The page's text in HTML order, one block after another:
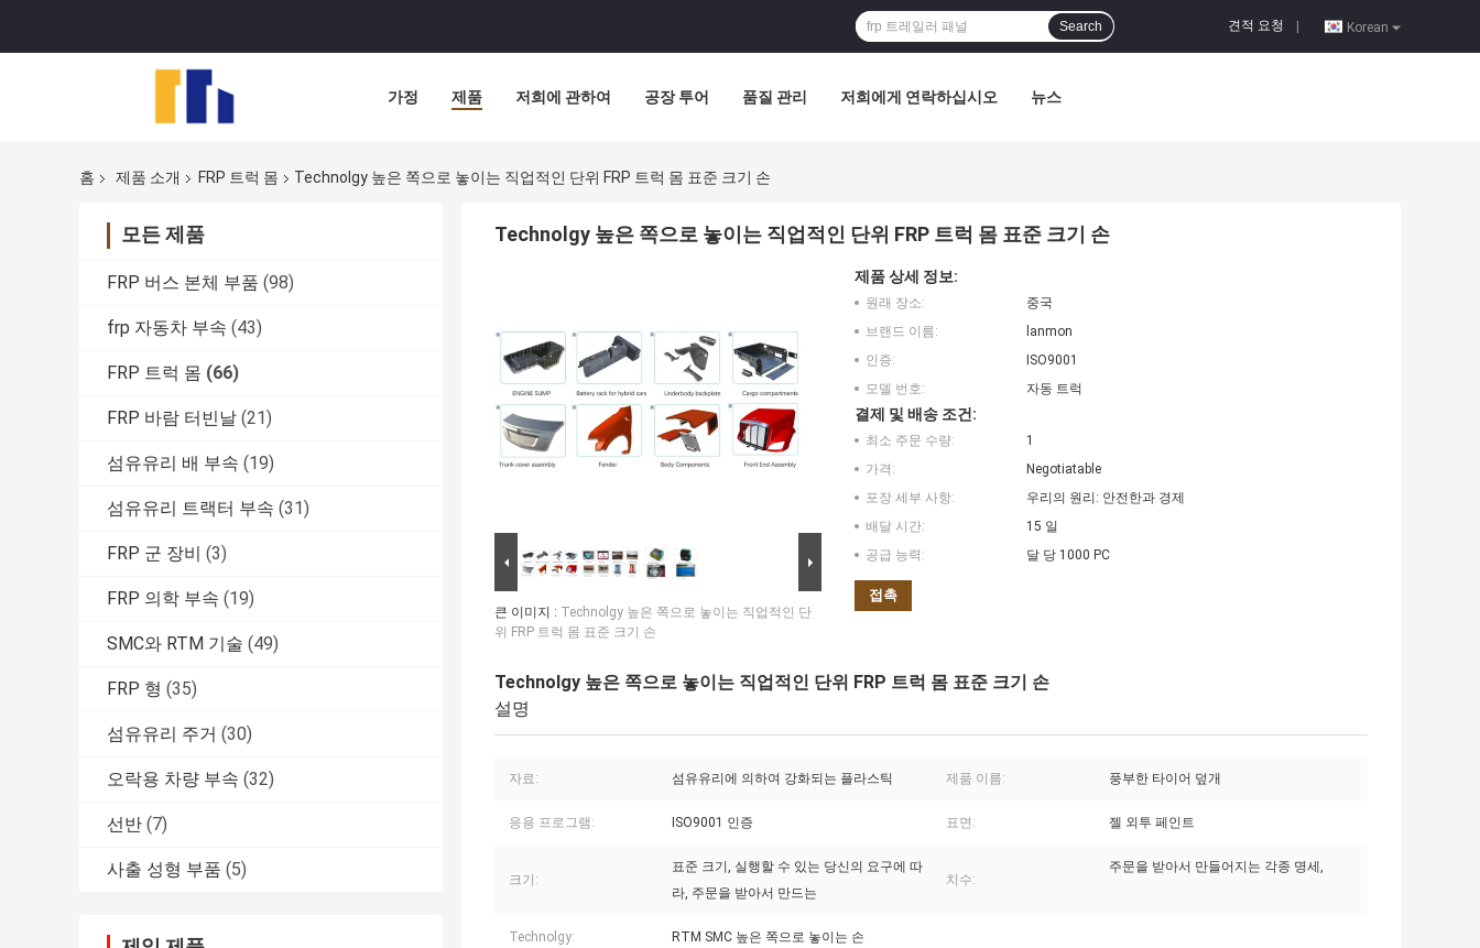
Korean
견적 요청
Search
가정 제품 저희에 관하여 공장 투어 품질 관리 저희에게 연락하십시오 뉴스
홈 제품 소개 FRP 트럭 몸 Technolgy 높은 쪽으로 놓이는 직업적인 단위 FRP 트럭 몸 표준 크기 손
모든 제품
FRP 버스 본체 부품 (98)
frp 자동차 부속 (43)
FRP 트럭 몸 (66)
FRP 바람 터빈날 (21)
섬유유리 배 부속 (19)
섬유유리 트랙터 부속 (31)
FRP 군 장비 (3)
FRP 의학 부속 (19)
SMC와 RTM 기술 (49)
FRP 형 (35)
섬유유리 주거 (30)
오락용 차량 부속 (32)
선반 (7)
사출 성형 부품 (5)
Technolgy 높은 쪽으로 놓이는 직업적인 단위 FRP 트럭 몸 표준 크기 손
큰 이미지 : Technolgy 높은 쪽으로 놓이는 직업적인 단
위 FRP 트럭 몸 표준 크기 손
제품 상세 정보:
원래 장소:
중국
브랜드 이름:
lanmon
인증:
ISO9001
모델 번호:
자동 트럭
결제 및 배송 조건:
최소 주문 수량:
1
가격:
Negotiatable
포장 세부 사항:
우리의 원리: 안전한과 경제
배달 시간:
15 일
공급 능력:
달 당 1000 PC
접촉
Technolgy 높은 쪽으로 놓이는 직업적인 단위 FRP 트럭 몸 표준 크기 손
설명
자료: 섬유유리에 의하여 강화되는 플라스틱 제품 이름: 풍부한 타이어 덮개
응용 프로그램: ISO9001 인증 표면: 젤 외투 페인트
크기:
표준 크기, 실행할 수 있는 당신의 요구에 따
라, 주문을 받아서 만드는
치수:
주문을 받아서 만들어지는 각종 명세,
Technolgy: RTM SMC 높은 쪽으로 놓이는 손